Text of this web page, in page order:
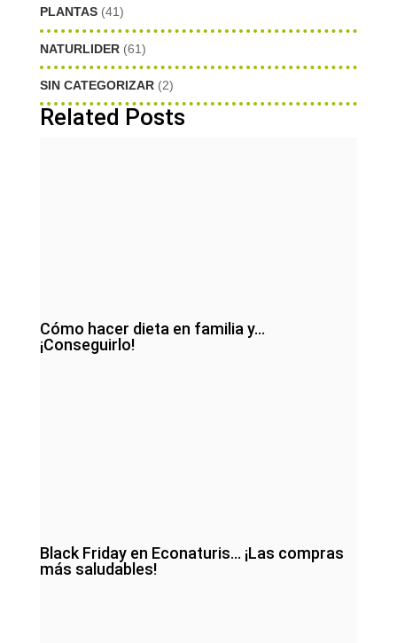
PLANTAS (41)
NATURLIDER (61)
SIN CATEGORIZAR (2)
Related Posts
Cómo hacer dieta en familia y…
¡Conseguirlo!
Black Friday en Econaturis… ¡Las compras
más saludables!